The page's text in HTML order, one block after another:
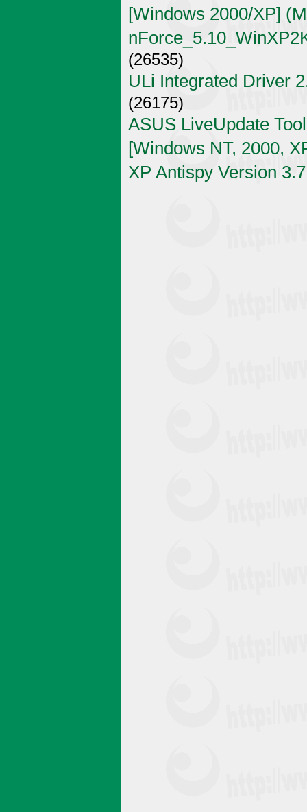
[Windows 2000/XP]
(26535)
ULi Integrated Driver
(26175)
ASUS LiveUpdate
[Windows NT, 2000,
XP Antispy Version